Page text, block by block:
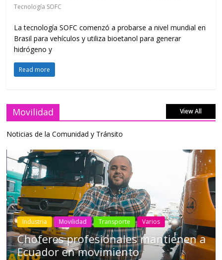
Tecnología SOFC
La tecnología SOFC comenzó a probarse a nivel mundial en
Brasil para vehículos y utiliza bioetanol para generar
hidrógeno y
Read more
Movilidad View All
Noticias de la Comunidad y Tránsito
Industria Movilidad Transporte Varios
Choferes profesionales mantienen a
Ecuador en movimiento